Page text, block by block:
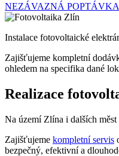
NEZÁVAZNÁ POPTÁVKA
Instalace fotovoltaické
Zajišťujeme kompletní
ohledem na specifika dané
Realizace
Na území Zlína i dalších
Zajišťujeme kompletní servis
bezpečný, efektivní a